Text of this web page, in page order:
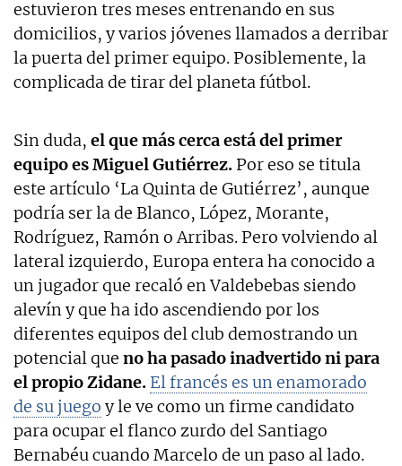
estuvieron tres meses entrenando en sus
domicilios, y varios jóvenes llamados a derribar
la puerta del primer equipo. Posiblemente, la
complicada de tirar del planeta fútbol.
Sin duda, el que más cerca está del primer
equipo es Miguel Gutiérrez. Por eso se titula
este artículo ‘La Quinta de Gutiérrez’, aunque
podría ser la de Blanco, López, Morante,
Rodríguez, Ramón o Arribas. Pero volviendo al
lateral izquierdo, Europa entera ha conocido a
un jugador que recaló en Valdebebas siendo
alevín y que ha ido ascendiendo por los
diferentes equipos del club demostrando un
potencial que no ha pasado inadvertido ni para
el propio Zidane. El francés es un enamorado
de su juego y le ve como un firme candidato
para ocupar el flanco zurdo del Santiago
Bernabéu cuando Marcelo de un paso al lado.